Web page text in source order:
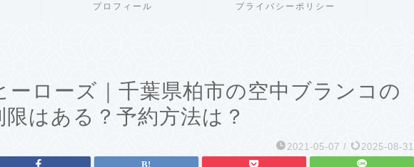
プロフィール プライバシーポリシー
ーローズ｜千葉県柏市の空中ブランコの
はある？予約方法は？
2021-05-07 / 2025-08-31